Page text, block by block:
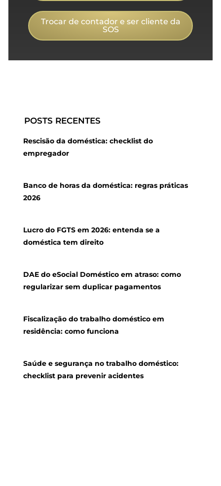
Trocar de contador e ser cliente da
SOS
POSTS RECENTES
Rescisão da doméstica: checklist do
empregador
Banco de horas da doméstica: regras práticas
2026
Lucro do FGTS em 2026: entenda se a
doméstica tem direito
DAE do eSocial Doméstico em atraso: como
regularizar sem duplicar pagamentos
Fiscalização do trabalho doméstico em
residência: como funciona
Saúde e segurança no trabalho doméstico:
checklist para prevenir acidentes